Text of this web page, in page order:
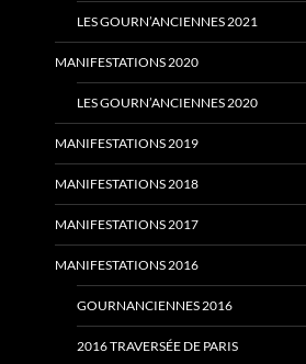
LES GOURN’ANCIENNES 2021
MANIFESTATIONS 2020
LES GOURN’ANCIENNES 2020
MANIFESTATIONS 2019
MANIFESTATIONS 2018
MANIFESTATIONS 2017
MANIFESTATIONS 2016
GOURNANCIENNES 2016
2016 TRAVERSÉE DE PARIS